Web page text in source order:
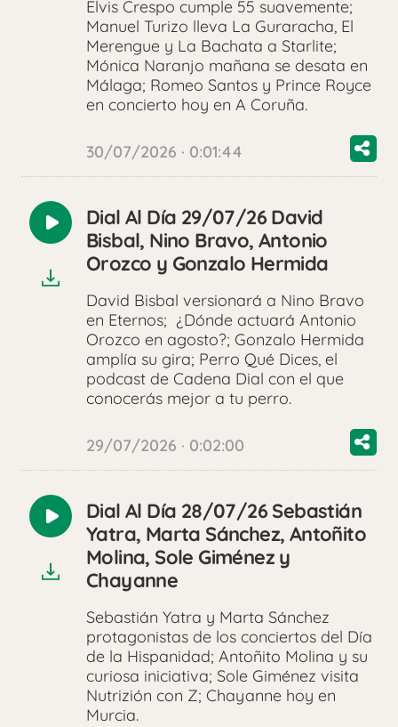
Elvis Crespo cumple 55 suavemente;
Manuel Turizo lleva La Guraracha, El
Merengue y La Bachata a Starlite;
Mónica Naranjo mañana se desata en
Málaga; Romeo Santos y Prince Royce
en concierto hoy en A Coruña.
30/07/2026 · 0:01:44
Reproducir
audio
Dial Al Día 29/07/26 David
Bisbal, Nino Bravo, Antonio
Orozco y Gonzalo Hermida
David Bisbal versionará a Nino Bravo
en Eternos; ¿Dónde actuará Antonio
Orozco en agosto?; Gonzalo Hermida
amplía su gira; Perro Qué Dices, el
podcast de Cadena Dial con el que
conocerás mejor a tu perro.
29/07/2026 · 0:02:00
Reproducir
audio
Dial Al Día 28/07/26 Sebastián
Yatra, Marta Sánchez, Antoñito
Molina, Sole Giménez y
Chayanne
Sebastián Yatra y Marta Sánchez
protagonistas de los conciertos del Día
de la Hispanidad; Antoñito Molina y su
curiosa iniciativa; Sole Giménez visita
Nutrizión con Z; Chayanne hoy en
Murcia.